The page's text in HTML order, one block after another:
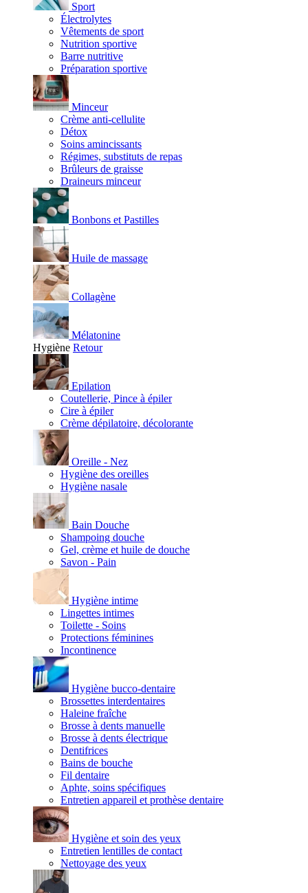
Sport
Électrolytes
Vêtements de sport
Nutrition sportive
Barre nutritive
Préparation sportive
Minceur
Crème anti-cellulite
Détox
Soins amincissants
Régimes, substituts de repas
Brûleurs de graisse
Draineurs minceur
Bonbons et Pastilles
Huile de massage
Collagène
Mélatonine
Hygiène Retour
Epilation
Coutellerie, Pince à épiler
Cire à épiler
Crème dépilatoire, décolorante
Oreille - Nez
Hygiène des oreilles
Hygiène nasale
Bain Douche
Shampoing douche
Gel, crème et huile de douche
Savon - Pain
Hygiène intime
Lingettes intimes
Toilette - Soins
Protections féminines
Incontinence
Hygiène bucco-dentaire
Brossettes interdentaires
Haleine fraîche
Brosse à dents manuelle
Brosse à dents électrique
Dentifrices
Bains de bouche
Fil dentaire
Aphte, soins spécifiques
Entretien appareil et prothèse dentaire
Hygiène et soin des yeux
Entretien lentilles de contact
Nettoyage des yeux